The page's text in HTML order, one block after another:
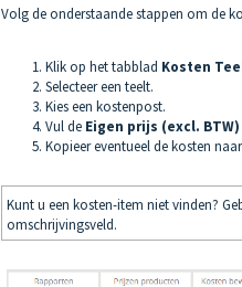
Volg de onderstaande stappen om de
Klik op het tabblad Kosten
Selecteer een teelt.
Kies een kostenpost.
Vul de Eigen prijs (excl. BTW)
Kopieer eventueel de kosten
Kunt u een kosten-item niet vinden?
omschrijvingsveld.